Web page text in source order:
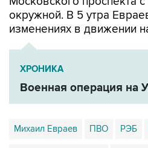
окружной. В 5 утра
изменениях в движении
ХРОНИКА
Военная операция на
Михаил Евраев ПВО РЭБ